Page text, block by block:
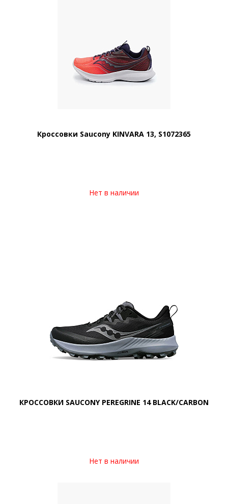
Кроссовки Saucony KINVARA 13, S1072365
Нет в наличии
КРОССОВКИ SAUCONY PEREGRINE 14 BLACK/CARBON
Нет в наличии